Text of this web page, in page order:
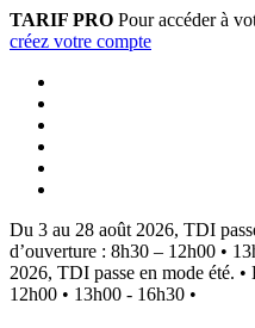
TARIF PRO Pour accéder à
créez votre compte
Du 3 au 28 août 2026, TDI
d’ouverture : 8h30 – 12h00 •
2026, TDI passe en mode été. •
12h00 • 13h00 - 16h30 •